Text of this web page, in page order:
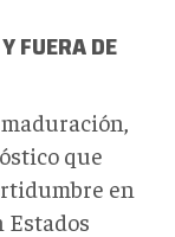
FUERA DE
que
en
Estados